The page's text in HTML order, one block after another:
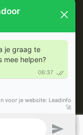
Gesloten